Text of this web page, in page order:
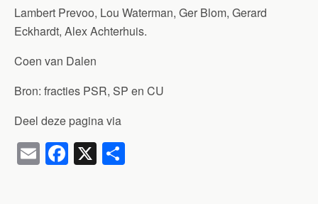
Lambert Prevoo, Lou Waterman, Ger Blom, Gerard
Eckhardt, Alex Achterhuis.
Coen van Dalen
Bron: fracties PSR, SP en CU
Deel deze pagina via
E
m
F
a
X